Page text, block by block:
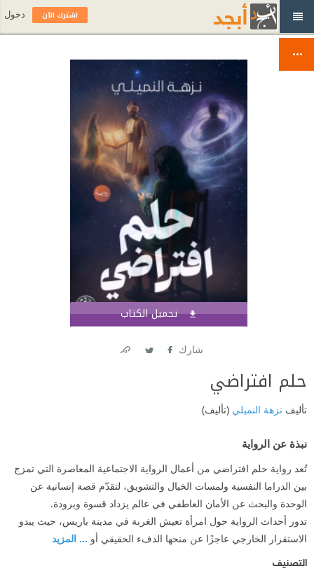
تحميل الكتاب
شارك
حلم افتراضي
تأليف نزهة النميلي (تأليف)
نبذة عن الرواية
تُعد رواية حلم افتراضي من أعمال الرواية الاجتماعية المعاصرة التي تمزج
بين الدراما النفسية ولمسات الخيال والتشويق، لتقدّم قصة إنسانية عن
الوحدة والبحث عن الأمان العاطفي في عالم يزداد قسوة وبرودة.
تدور أحداث الرواية حول امرأة تعيش الغربة في مدينة باريس، حيث يبدو
الاستقرار الخارجي عاجزًا عن منحها الدفء الحقيقي أو ... المزيد
التصنيف
اشترك الآن دخول